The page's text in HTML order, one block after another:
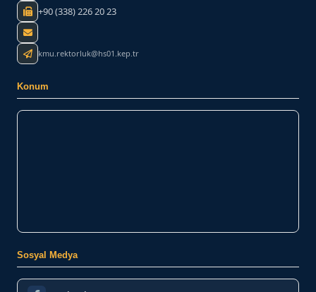
+90 (338) 226 20 23
kmu.rektorluk@hs01.kep.tr
Konum
Sosyal Medya